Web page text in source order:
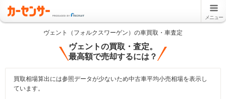
メニュー
ヴェント（フォルクスワーゲン）の車買取・車査定
ヴェントの買取・査定。
最高額で売却するには？
買取相場算出には参照データが少ないため中古車平均小売相場を表示し
ています。